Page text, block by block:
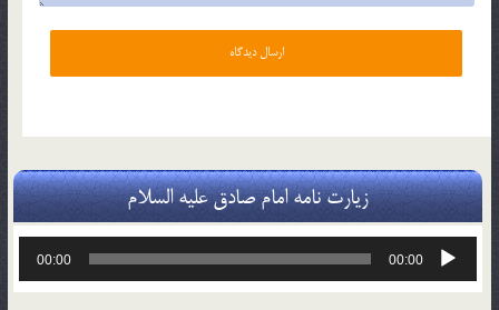
زیارت نامه امام صادق علیه السلام
پخش‌کننده
00:00
00:00